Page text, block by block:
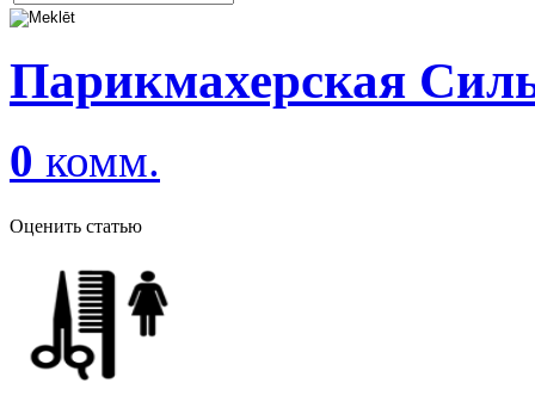
Парикмахерская
0 комм.
Оценить статью